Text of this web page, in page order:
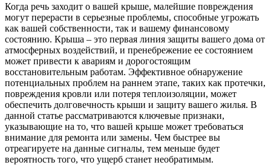
Когда речь заходит о вашей крыше, малейшие повреждения
могут перерасти в серьезные проблемы, способные угрожать
как вашей собственности, так и вашему финансовому
состоянию. Крыша – это первая линия защиты вашего дома от
атмосферных воздействий, и пренебрежение ее состоянием
может привести к авариям и дорогостоящим
восстановительным работам. Эффективное обнаружение
потенциальных проблем на раннем этапе, таких как протечки,
повреждения кровли или потеря теплоизоляции, может
обеспечить долговечность крыши и защиту вашего жилья. В
данной статье рассматриваются ключевые признаки,
указывающие на то, что вашей крыше может требоваться
внимание для ремонта или замены. Чем быстрее вы
отреагируете на данные сигналы, тем меньше будет
вероятность того, что ущерб станет необратимым.